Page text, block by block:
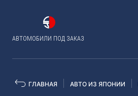
АВТОМОБИЛИ ПОД ЗАКАЗ
ГЛАВНАЯ АВТО ИЗ ЯПОНИИ